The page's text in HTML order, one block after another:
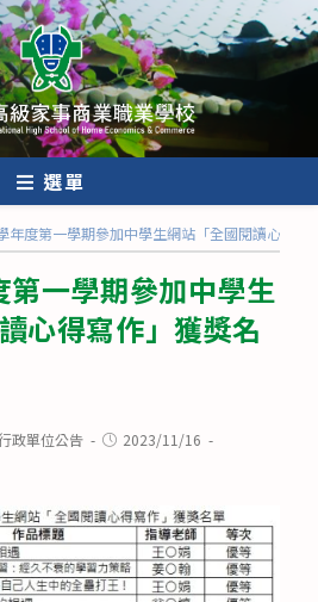
選單
年度第一學期參加中學生網站「全國閱讀心得寫
一學期參加中學生
心得寫作」獲獎名
政單位公告
Post2023/11/16